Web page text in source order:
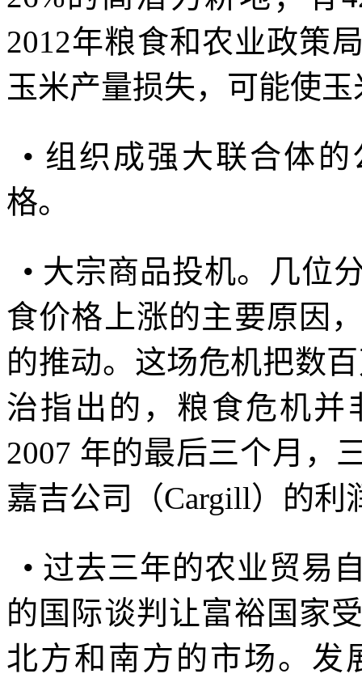
2012年粮食和农业政策
玉米产量损失，可能使
• 组织成强大联合体的
格。
• 大宗商品投机。几位
食价格上涨的主要原因
的推动。这场危机把数
治指出的，粮食危机
2007 年的最后三个月，
嘉吉公司（Cargill）的利
• 过去三年的农业贸易
的国际谈判让富裕国家
北方和南方的市场。发